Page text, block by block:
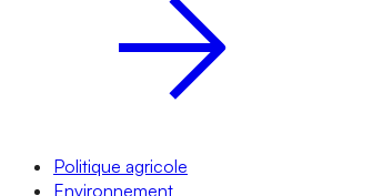
Politique agricole
Environnement